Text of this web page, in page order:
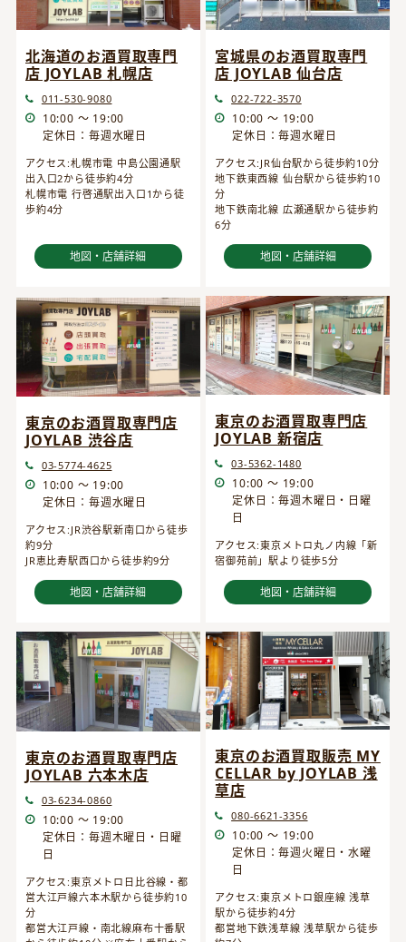
北海道のお酒買取専門
店 JOYLAB 札幌店
011-530-9080
10:00 ～ 19:00
定休日：毎週水曜日
アクセス:札幌市電 中島公園通駅
出入口2から徒歩約4分
札幌市電 行啓通駅出入口1から徒
歩約4分
地図・店舗詳細
宮城県のお酒買取専門
店 JOYLAB 仙台店
022-722-3570
10:00 ～ 19:00
定休日：毎週水曜日
アクセス:JR仙台駅から徒歩約10分
地下鉄東西線 仙台駅から徒歩約10
分
地下鉄南北線 広瀬通駅から徒歩約
6分
地図・店舗詳細
東京のお酒買取専門店
JOYLAB 渋谷店
03-5774-4625
10:00 ～ 19:00
定休日：毎週水曜日
アクセス:JR渋谷駅新南口から徒歩
約9分
JR恵比寿駅西口から徒歩約9分
地図・店舗詳細
東京のお酒買取専門店
JOYLAB 新宿店
03-5362-1480
10:00 ～ 19:00
定休日：毎週木曜日・日曜
日
アクセス:東京メトロ丸ノ内線「新
宿御苑前」駅より徒歩5分
地図・店舗詳細
東京のお酒買取専門店
JOYLAB 六本木店
03-6234-0860
10:00 ～ 19:00
定休日：毎週木曜日・日曜
日
アクセス:東京メトロ日比谷線・都
営大江戸線六本木駅から徒歩約10
分
都営大江戸線・南北線麻布十番駅
東京のお酒買取販売 MY
CELLAR by JOYLAB 浅
草店
080-6621-3356
10:00 ～ 19:00
定休日：毎週火曜日・水曜
日
アクセス:東京メトロ銀座線 浅草
駅から徒歩約4分
都営地下鉄浅草線 浅草駅から徒歩